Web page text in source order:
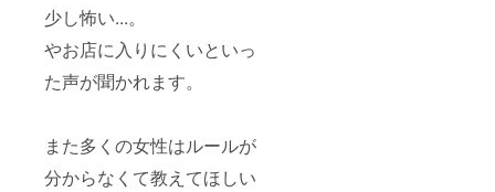
少し怖い...。
やお店に入りにくいといっ
た声が聞かれます。
また多くの女性はルールが
分からなくて教えてほしい